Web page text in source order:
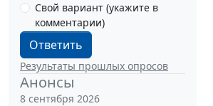
Свой вариант (укажите в
комментарии)
Ответить
Результаты прошлых опросов
Анонсы
8 сентября 2026